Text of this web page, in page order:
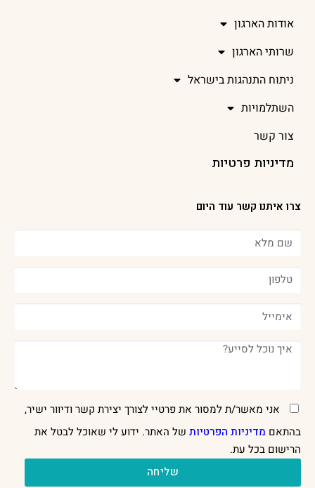
אודות הארגון
שרותי הארגון
ניתוח התנהגות בישראל
השתלמויות
צור קשר
מדיניות פרטיות
צרו איתנו קשר עוד היום
אני מאשר/ת למסור את פרטיי לצורך יצירת קשר ודיוור ישיר,
בהתאם מדיניות הפרטיות של האתר. ידוע לי שאוכל לבטל את
הרישום בכל עת.
שליחה